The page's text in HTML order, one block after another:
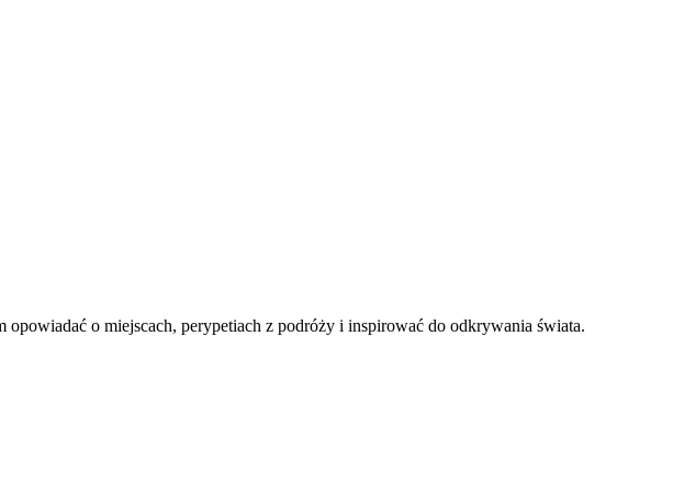
o miejscach, perypetiach z podróży i inspirować do odkrywania świata.